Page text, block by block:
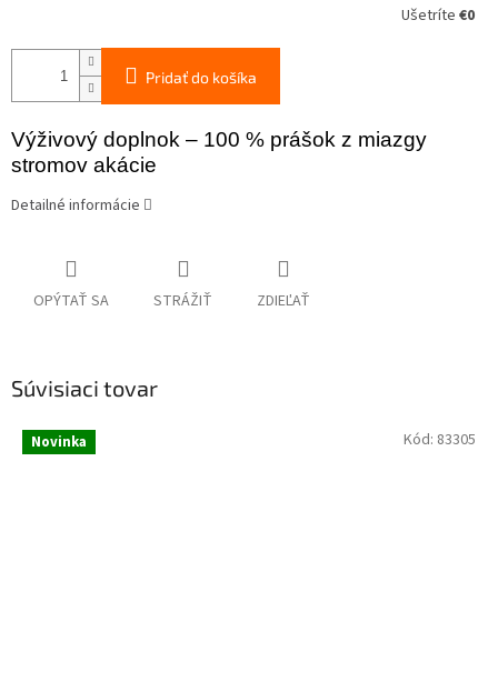
Ušetríte €0
Pridať do košíka
Výživový doplnok – 100 % prášok z miazgy
stromov akácie
Detailné informácie
OPÝTAŤ SA STRÁŽIŤ ZDIEĽAŤ
Súvisiaci tovar
Novinka Kód: 83305